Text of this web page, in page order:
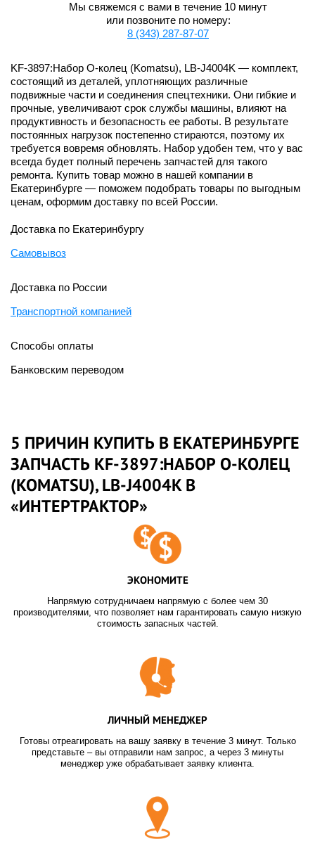
Мы свяжемся с вами в течение 10 минут
или позвоните по номеру:
8 (343) 287-87-07
KF-3897:Набор О-колец (Komatsu), LB-J4004K — комплект,
состоящий из деталей, уплотняющих различные
подвижные части и соединения спецтехники. Они гибкие и
прочные, увеличивают срок службы машины, влияют на
продуктивность и безопасность ее работы. В результате
постоянных нагрузок постепенно стираются, поэтому их
требуется вовремя обновлять. Набор удобен тем, что у вас
всегда будет полный перечень запчастей для такого
ремонта. Купить товар можно в нашей компании в
Екатеринбурге — поможем подобрать товары по выгодным
ценам, оформим доставку по всей России.
Доставка по Екатеринбургу
Самовывоз
Доставка по России
Транспортной компанией
Способы оплаты
Банковским переводом
5 ПРИЧИН КУПИТЬ В ЕКАТЕРИНБУРГЕ
ЗАПЧАСТЬ KF-3897:НАБОР О-КОЛЕЦ
(KOMATSU), LB-J4004K В
«ИНТЕРТРАКТОР»
ЭКОНОМИТЕ
Напрямую сотрудничаем напрямую с более чем 30
производителями, что позволяет нам гарантировать самую низкую
стоимость запасных частей.
ЛИЧНЫЙ МЕНЕДЖЕР
Готовы отреагировать на вашу заявку в течение 3 минут. Только
представьте – вы отправили нам запрос, а через 3 минуты
менеджер уже обрабатывает заявку клиента.